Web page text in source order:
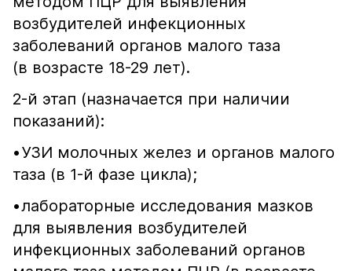
возбудителей инфекционных
заболеваний органов малого таза
(в возрасте 18-29 лет).
2-й этап (назначается при наличии
показаний):
•​УЗИ молочных желез и органов малого
таза (в 1-й фазе цикла);
•​лабораторные исследования мазков
для выявления возбудителей
инфекционных заболеваний органов